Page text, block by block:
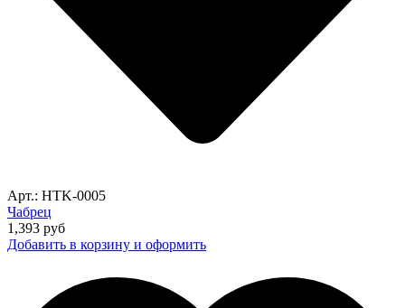
Арт.: HTK-0005
Чабрец
1,393 руб
Добавить в корзину и оформить